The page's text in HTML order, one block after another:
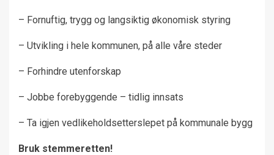
– Fornuftig, trygg og langsiktig økonomisk styring
– Utvikling i hele kommunen, på alle våre steder
– Forhindre utenforskap
– Jobbe forebyggende – tidlig innsats
– Ta igjen vedlikeholdsetterslepet på kommunale bygg
Bruk stemmeretten!